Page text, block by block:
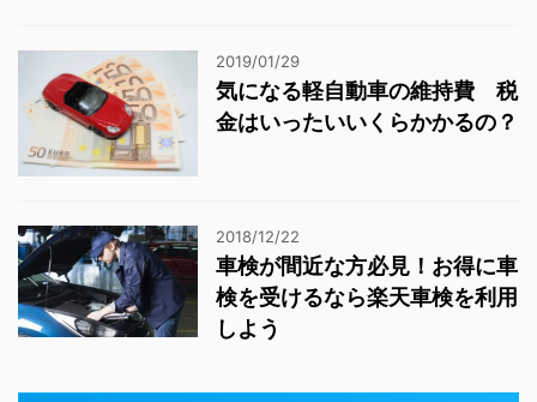
2019/01/29
気になる軽自動車の維持費 税
金はいったいいくらかかるの？
2018/12/22
車検が間近な方必見！お得に車
検を受けるなら楽天車検を利用
しよう